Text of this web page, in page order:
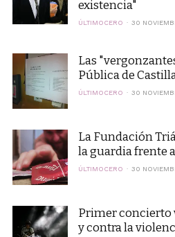
existencia"
ÚLTIMOCERO 30
Las
Pública de
ÚLTIMOCERO 30
La Fundación
la guardia frente
ÚLTIMOCERO 30
Primer concierto
y contra la